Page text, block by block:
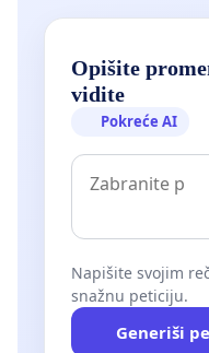
Opišite
vidite
Pokreće AI
Napišite svojim
snažnu peticiju.
Generiši